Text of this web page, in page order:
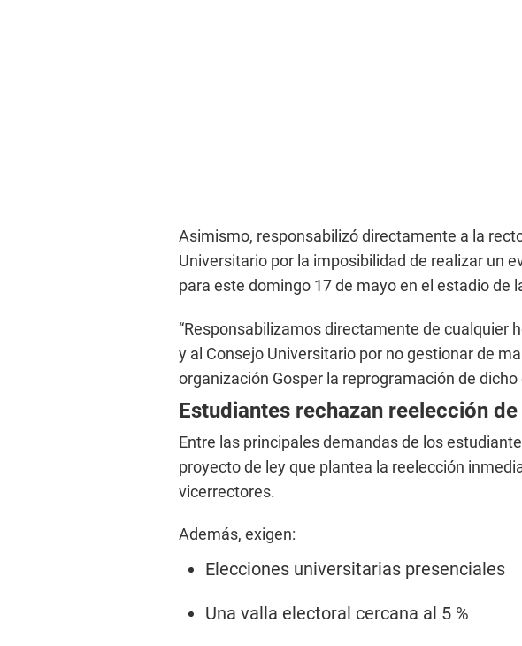
Asimismo, responsabilizó directamente a la
Universitario por la imposibilidad de realizar un
para este domingo 17 de mayo en el estadio de
“Responsabilizamos directamente de cualquier
y al Consejo Universitario por no gestionar de
organización Gosper la reprogramación de dicho
Estudiantes rechazan reelección
Entre las principales demandas de los
proyecto de ley que plantea la reelección
vicerrectores.
Además, exigen:
Elecciones universitarias presenciales
Una valla electoral cercana al 5 %